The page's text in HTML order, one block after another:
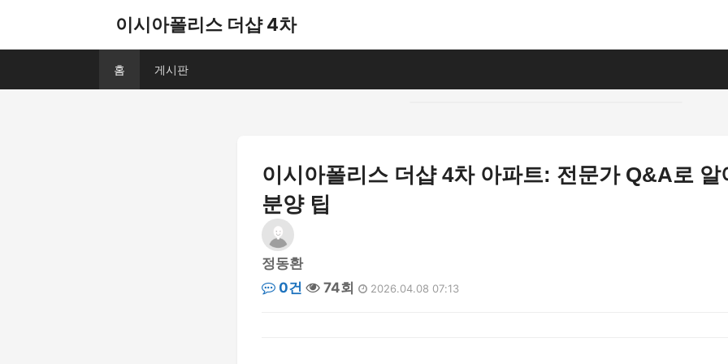
이시아폴리스 더샵 4차
홈 게시판
이시아폴리스 더샵 4차 아파트: 전문가 Q&A로 알
분양 팁
정동환
0건
74회 2026.04.08 07:13